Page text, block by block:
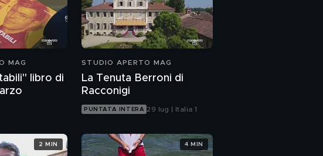
MAG
libro di
STUDIO APERTO MAG
La Tenuta Berroni di
Racconigi
PUNTATA INTERA 29 lug | Italia 1
2 MIN 4 MIN